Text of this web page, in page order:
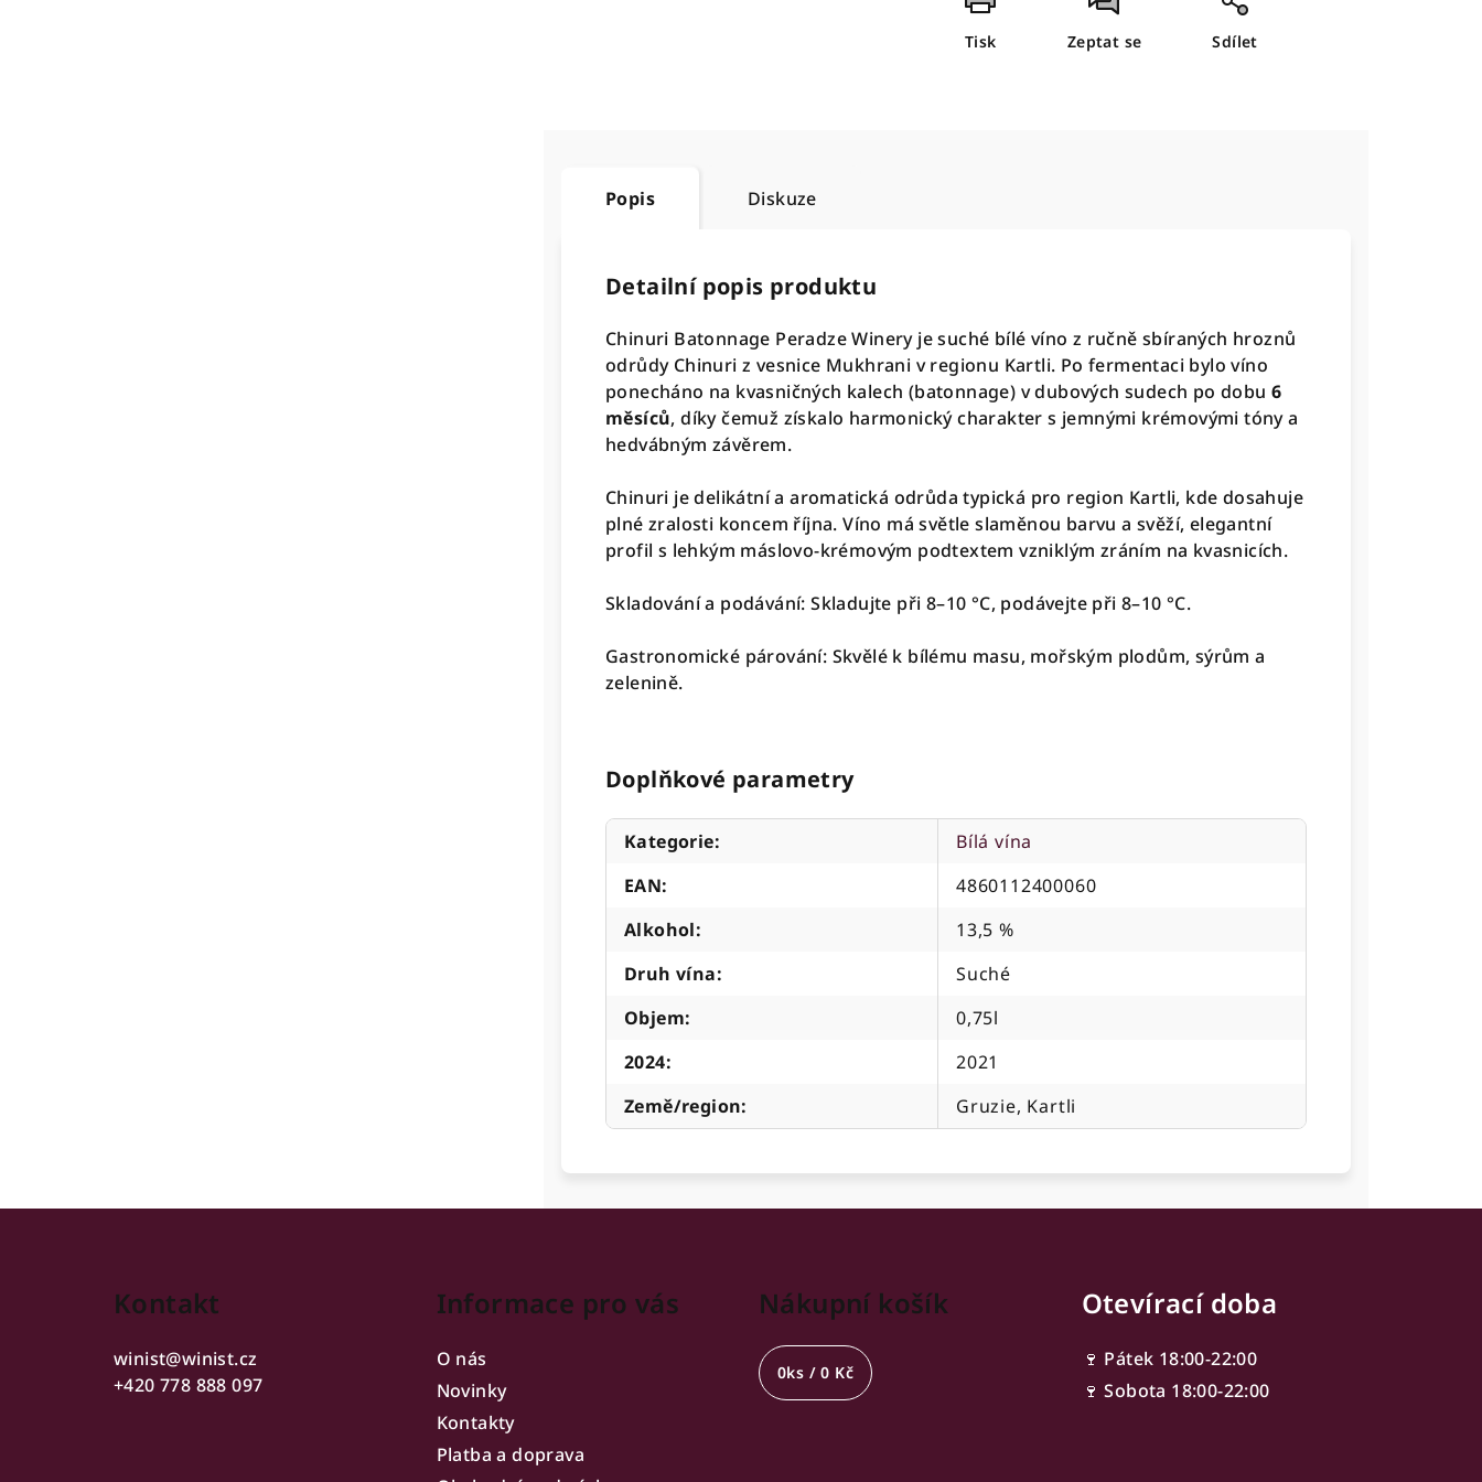
Tisk Zeptat se Sdílet
Popis Diskuze
Detailní popis produktu
Chinuri Batonnage Peradze Winery je suché bílé víno z ručně sbíraných hroznů
odrůdy Chinuri z vesnice Mukhrani v regionu Kartli. Po fermentaci bylo víno
ponecháno na kvasničných kalech (batonnage) v dubových sudech po dobu 6
měsíců, díky čemuž získalo harmonický charakter s jemnými krémovými tóny a
hedvábným závěrem.
Chinuri je delikátní a aromatická odrůda typická pro region Kartli, kde dosahuje
plné zralosti koncem října. Víno má světle slaměnou barvu a svěží, elegantní
profil s lehkým máslovo-krémovým podtextem vzniklým zráním na kvasnicích.
Skladování a podávání: Skladujte při 8–10 °C, podávejte při 8–10 °C.
Gastronomické párování: Skvělé k bílému masu, mořským plodům, sýrům a
zelenině.
Doplňkové parametry
Kategorie:
Bílá vína
EAN:
4860112400060
Alkohol:
13,5 %
Druh vína:
Suché
Objem:
0,75l
2024:
2021
Země/region: Gruzie, Kartli
Kontakt
winist@winist.cz
+420 778 888 097
Informace pro vás
O nás
Novinky
Kontakty
Platba a doprava
Nákupní košík
0ks /0 Kč
Otevírací doba
🍷 Pátek 18:00-22:00
🍷 Sobota 18:00-22:00